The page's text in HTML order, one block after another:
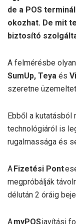
de a POS
okozhat. De mit
biztosító
A felmérésbe
SumUp, Teya és
szeretne
Ebből a
technológiáról is
rugalmassága és
A Fizetési Pont
megpróbálják
délután 2 óráig
AmyPOSjavítási